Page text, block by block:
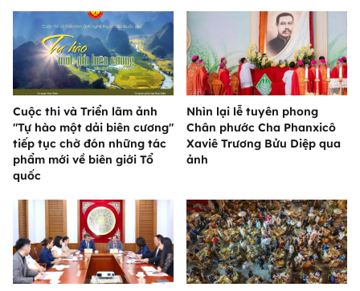
Cuộc thi và Triển lãm ảnh
"Tự hào một dải biên cương"
tiếp tục chờ đón những tác
phẩm mới về biên giới Tổ
quốc
Nhìn lại lễ tuyên phong
Chân phước Cha Phanxicô
Xaviê Trương Bửu Diệp qua
ảnh